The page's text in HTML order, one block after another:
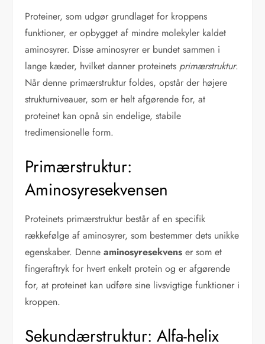
Proteiner, som udgør grundlaget for kroppens
funktioner, er opbygget af mindre molekyler kaldet
aminosyrer. Disse aminosyrer er bundet sammen i
lange kæder, hvilket danner proteinets primærstruktur.
Når denne primærstruktur foldes, opstår der højere
strukturniveauer, som er helt afgørende for, at
proteinet kan opnå sin endelige, stabile
tredimensionelle form.
Primærstruktur:
Aminosyresekvensen
Proteinets primærstruktur består af en specifik
rækkefølge af aminosyrer, som bestemmer dets unikke
egenskaber. Denneaminosyresekvens er som et
fingeraftryk for hvert enkelt protein og er afgørende
for, at proteinet kan udføre sine livsvigtige funktioner i
kroppen.
Sekundærstruktur: Alfa-helix